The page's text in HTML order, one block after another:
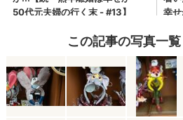
この記事の写真一覧